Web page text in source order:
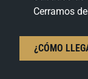
Cerramos
¿CÓMO